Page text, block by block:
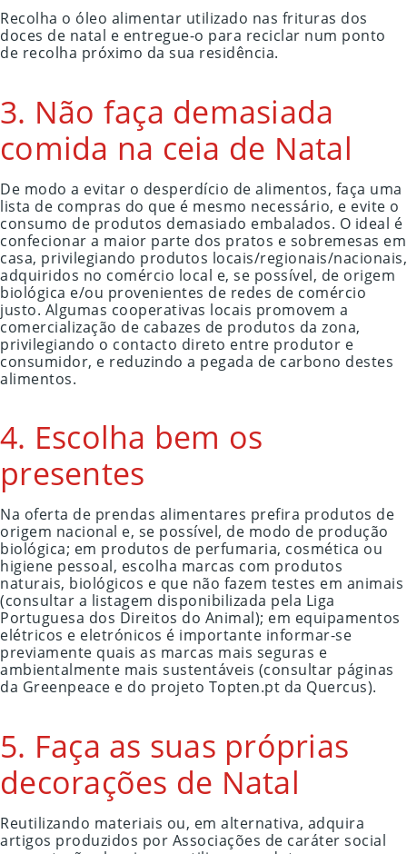
Recolha o óleo alimentar utilizado nas frituras dos
doces de natal e entregue-o para reciclar num ponto
de recolha próximo da sua residência.
3. Não faça demasiada
comida na ceia de Natal
De modo a evitar o desperdício de alimentos, faça uma
lista de compras do que é mesmo necessário, e evite o
consumo de produtos demasiado embalados. O ideal é
confecionar a maior parte dos pratos e sobremesas em
casa, privilegiando produtos locais/regionais/nacionais,
adquiridos no comércio local e, se possível, de origem
biológica e/ou provenientes de redes de comércio
justo. Algumas cooperativas locais promovem a
comercialização de cabazes de produtos da zona,
privilegiando o contacto direto entre produtor e
consumidor, e reduzindo a pegada de carbono destes
alimentos.
4. Escolha bem os
presentes
Na oferta de prendas alimentares prefira produtos de
origem nacional e, se possível, de modo de produção
biológica; em produtos de perfumaria, cosmética ou
higiene pessoal, escolha marcas com produtos
naturais, biológicos e que não fazem testes em animais
(consultar a listagem disponibilizada pela Liga
Portuguesa dos Direitos do Animal); em equipamentos
elétricos e eletrónicos é importante informar-se
previamente quais as marcas mais seguras e
ambientalmente mais sustentáveis (consultar páginas
da Greenpeace e do projeto Topten.pt da Quercus).
5. Faça as suas próprias
decorações de Natal
Reutilizando materiais ou, em alternativa, adquira
artigos produzidos por Associações de caráter social